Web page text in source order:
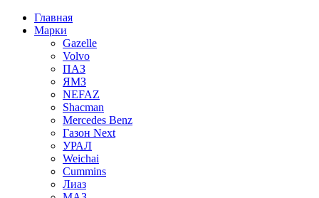
Главная
Марки
Gazelle
Volvo
ПАЗ
ЯМЗ
NEFAZ
Shacman
Mercedes Benz
Газон Next
УРАЛ
Weichai
Cummins
Лиаз